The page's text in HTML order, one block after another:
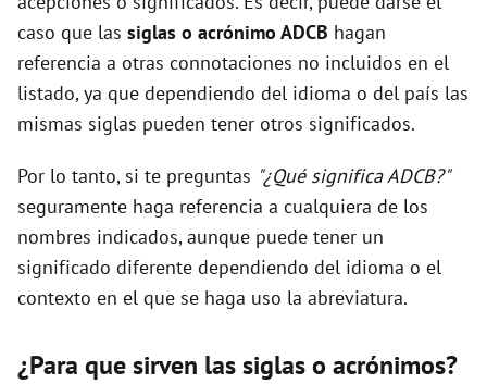
caso que las siglas o acrónimo ADCB hagan
referencia a otras connotaciones no incluidos en el
listado, ya que dependiendo del idioma o del país las
mismas siglas pueden tener otros significados.
Por lo tanto, si te preguntas "¿Qué significa ADCB?"
seguramente haga referencia a cualquiera de los
nombres indicados, aunque puede tener un
significado diferente dependiendo del idioma o el
contexto en el que se haga uso la abreviatura.
¿Para que sirven las siglas o acrónimos?